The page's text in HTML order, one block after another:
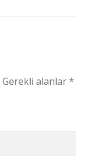
Gerekli alanlar*